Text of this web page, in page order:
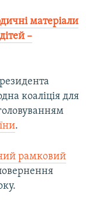
матеріали
–
коаліція для
.
рамковий